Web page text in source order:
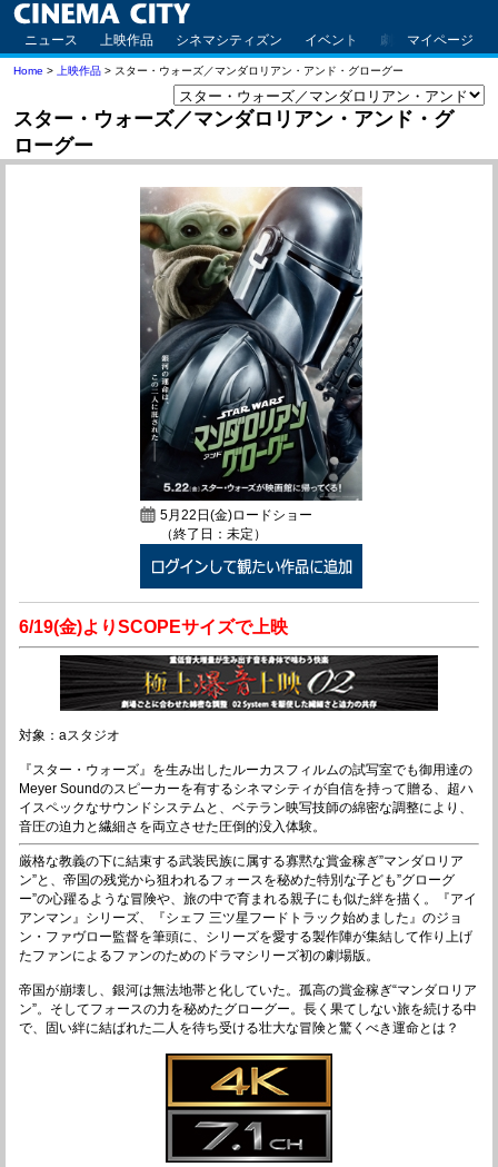
ニュース 上映作品 シネマシティズン イベント 劇場案内 アク
マイページ
Home > 上映作品 > スター・ウォーズ／マンダロリアン・アンド・グローグー
スター・ウォーズ／マンダロリアン・アンド・グ
ローグー
5月22日(金)ロードショー
（終了日：未定）
6/19(金)よりSCOPEサイズで上映
対象：aスタジオ
『スター・ウォーズ』を生み出したルーカスフィルムの試写室でも御用達の
Meyer Soundのスピーカーを有するシネマシティが自信を持って贈る、超ハ
イスペックなサウンドシステムと、ベテラン映写技師の綿密な調整により、
音圧の迫力と繊細さを両立させた圧倒的没入体験。
厳格な教義の下に結束する武装民族に属する寡黙な賞金稼ぎ”マンダロリア
ン”と、帝国の残党から狙われるフォースを秘めた特別な子ども”グローグ
ー”の心躍るような冒険や、旅の中で育まれる親子にも似た絆を描く。『アイ
アンマン』シリーズ、『シェフ 三ツ星フードトラック始めました』のジョ
ン・ファヴロー監督を筆頭に、シリーズを愛する製作陣が集結して作り上げ
たファンによるファンのためのドラマシリーズ初の劇場版。
帝国が崩壊し、銀河は無法地帯と化していた。孤高の賞金稼ぎ“マンダロリア
ン”。そしてフォースの力を秘めたグローグー。長く果てしない旅を続ける中
で、固い絆に結ばれた二人を待ち受ける壮大な冒険と驚くべき運命とは？